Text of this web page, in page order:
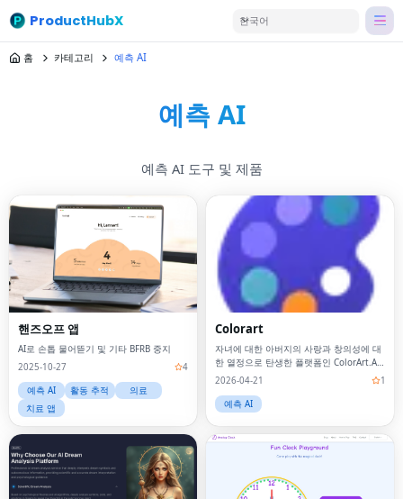
ProductHubX 한국어
홈 카테고리 예측 AI
예측 AI
예측 AI 도구 및 제품
핸즈오프 앱
AI로 손톱 물어뜯기 및 기타 BFRB 중지
2025-10-27
4
예측 AI
활동 추적
의료
치료 앱
Colorart
자녀에 대한 아버지의 사랑과 창의성에 대
한 열정으로 탄생한 플랫폼인 ColorArt.AI
에 오신 것을 환영합니다.
2026-04-21
1
예측 AI